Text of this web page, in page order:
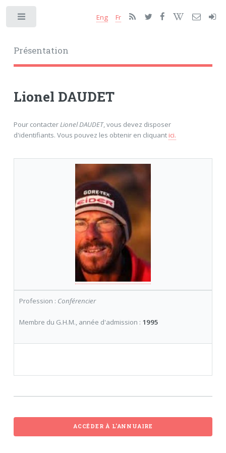
Présentation
Eng Fr
Lionel DAUDET
Pour contacterLionel DAUDET, vous devez disposer
d'identifiants. Vous pouvez les obtenir en cliquantici.
Profession : Conférencier
Membre du G.H.M., année d'admission : 1995
ACCÉDER À L'ANNUAIRE